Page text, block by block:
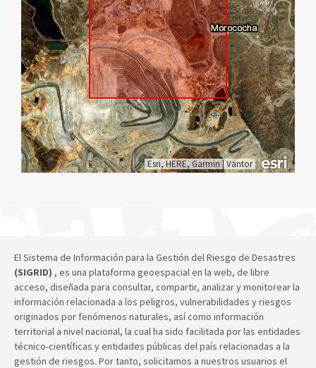
Esri, HERE, Garmin |Vantor
El Sistema de Información para la Gestión del Riesgo de Desastres
(SIGRID) , es una plataforma geoespacial en la web, de libre
acceso, diseñada para consultar, compartir, analizar y monitorear la
información relacionada a los peligros, vulnerabilidades y riesgos
originados por fenómenos naturales, así como información
territorial a nivel nacional, la cual ha sido facilitada por las entidades
técnico-científicas y entidades públicas del país relacionadas a la
gestión de riesgos. Por tanto, solicitamos a nuestros usuarios el